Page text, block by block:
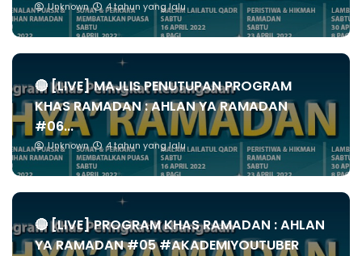
Unknown 4 tahun yang lalu
🔴 [LIVE] MAJLIS PENUTUPAN PROGRAM
KHAS RAMADAN : AHLAN YA RAMADAN
#06...
Unknown 4 tahun yang lalu
🔴 [LIVE] PROGRAM KHAS RAMADAN : AHLAN
YA RAMADAN #05 #AKADEMIYOUTUBER